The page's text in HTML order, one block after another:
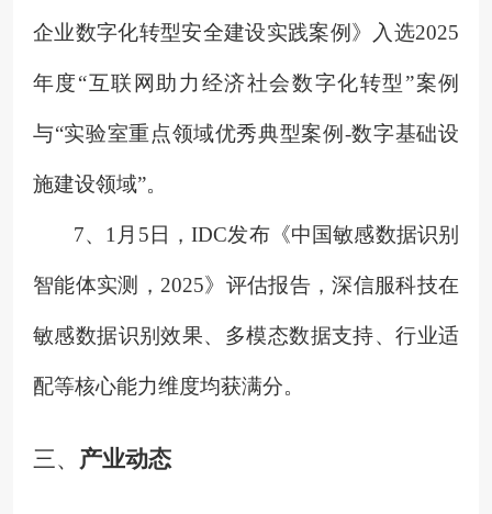
企业数字化转型安全建设实践案例》入选2025
年度“互联网助力经济社会数字化转型”案例
与“实验室重点领域优秀典型案例-数字基础设
施建设领域”。
7、 1月5日，IDC发布《中国敏感数据识别
智能体实测，2025》评估报告，深信服科技在
敏感数据识别效果、多模态数据支持、行业适
配等核心能力维度均获满分。
三、 产业动态